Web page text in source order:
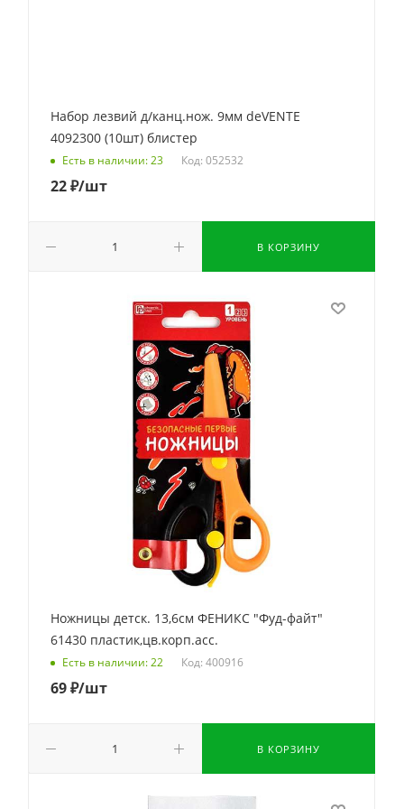
Набор лезвий д/канц.нож. 9мм deVENTE
4092300 (10шт) блистер
Есть в наличии: 23 Код: 052532
22₽/шт
В КОРЗИНУ
Ножницы детск. 13,6см ФЕНИКС "Фуд-файт"
61430 пластик,цв.корп.асс.
Есть в наличии: 22 Код: 400916
69₽/шт
В КОРЗИНУ